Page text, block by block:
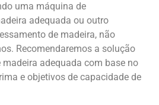
uma máquina de
adequada ou outro
de madeira, não
Recomendaremos a solução
adequada com base no
e objetivos de capacidade de